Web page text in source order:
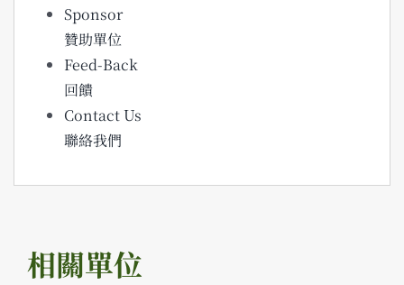
Sponsor
贊助單位
Feed-Back
回饋
Contact Us
聯絡我們
相關單位